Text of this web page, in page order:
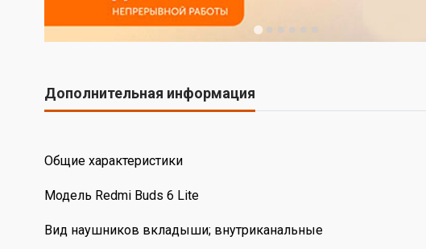
Дополнительная информация
Общие характеристики
Модель Redmi Buds 6 Lite
Вид наушников вкладыши; внутриканальные